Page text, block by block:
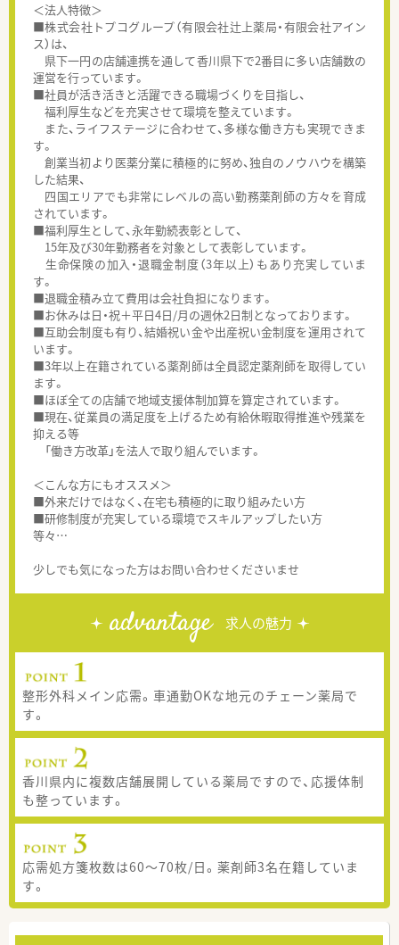
＜法人特徴＞
■株式会社トプコグループ（有限会社辻上薬局・有限会社アイン
ス）は、
県下一円の店舗連携を通して香川県下で2番目に多い店舗数の
運営を行っています。
■社員が活き活きと活躍できる職場づくりを目指し、
福利厚生などを充実させて環境を整えています。
また、ライフステージに合わせて、多様な働き方も実現できま
す。
創業当初より医薬分業に積極的に努め、独自のノウハウを構築
した結果、
四国エリアでも非常にレベルの高い勤務薬剤師の方々を育成
されています。
■福利厚生として、永年勤続表彰として、
15年及び30年勤務者を対象として表彰しています。
生命保険の加入・退職金制度（3年以上）もあり充実していま
す。
■退職金積み立て費用は会社負担になります。
■お休みは日・祝＋平日4日/月の週休2日制となっております。
■互助会制度も有り、結婚祝い金や出産祝い金制度を運用されて
います。
■3年以上在籍されている薬剤師は全員認定薬剤師を取得してい
ます。
■ほぼ全ての店舗で地域支援体制加算を算定されています。
■現在、従業員の満足度を上げるため有給休暇取得推進や残業を
抑える等
「働き方改革」を法人で取り組んでいます。
＜こんな方にもオススメ＞
■外来だけではなく、在宅も積極的に取り組みたい方
■研修制度が充実している環境でスキルアップしたい方
等々…
少しでも気になった方はお問い合わせくださいませ
advantage 求人の魅力
整形外科メイン応需。車通勤OKな地元のチェーン薬局で
す。
香川県内に複数店舗展開している薬局ですので、応援体制
も整っています。
応需処方箋枚数は60～70枚/日。薬剤師3名在籍していま
す。